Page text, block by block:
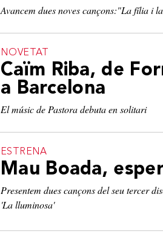
Avancem dues noves cançons:"La fília i
NOVETAT
Caïm Riba, de
a Barcelona
El músic de Pastora debuta en solitari
ESTRENA
Mau Boada,
Presentem dues cançons del seu tercer
'La lluminosa'